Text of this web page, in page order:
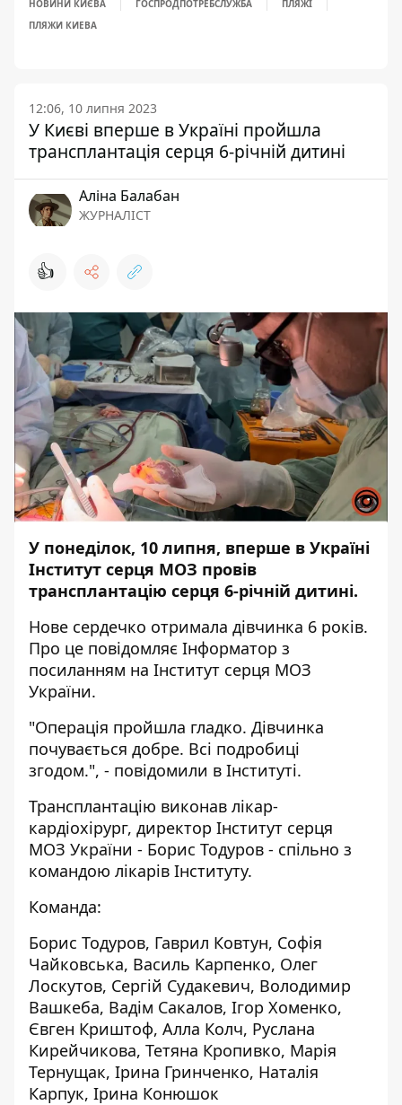
НОВИНИ КИЄВА ГОСПРОДПОТРЕБСЛУЖБА
ПЛЯЖІ
ПЛЯЖИ КИЕВА
12:06, 10 липня 2023
У Києві вперше в Україні пройшла
трансплантація серця 6-річній дитині
Аліна Балабан
ЖУРНАЛІСТ
👍
У понеділок, 10 липня, вперше в Україні
Інститут серця МОЗ провів
трансплантацію серця 6-річній дитині.
Нове сердечко отримала дівчинка 6 років.
Про це повідомляє Інформатор з
посиланням на Інститут серця МОЗ
України.
"Операція пройшла гладко. Дівчинка
почувається добре. Всі подробиці
згодом.", - повідомили в Інституті.
Трансплантацію виконав лікар-
кардіохірург, директор Інститут серця
МОЗ України - Борис Тодуров - спільно з
командою лікарів Інституту.
Команда:
Борис Тодуров, Гаврил Ковтун, Софія
Чайковська, Василь Карпенко, Олег
Лоскутов, Сергій Судакевич, Володимир
Вашкеба, Вадім Сакалов, Ігор Хоменко,
Євген Криштоф, Алла Колч, Руслана
Кирейчикова, Тетяна Кропивко, Марія
Тернущак, Ірина Гринченко, Наталія
Карпук, Ірина Конюшок